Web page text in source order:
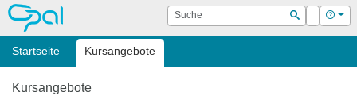
OPAL Suche
Suchen
Login Hilfe
Startseite Kursangebote
Kursangebote